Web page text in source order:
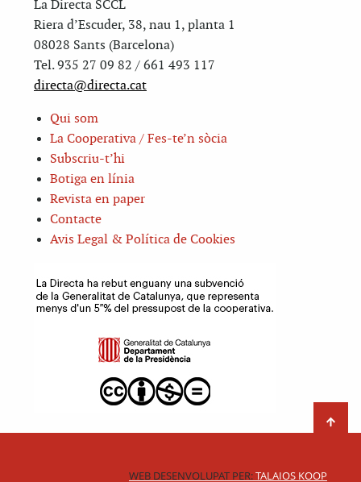
La Directa SCCL
Riera d’Escuder, 38, nau 1, planta 1
08028 Sants (Barcelona)
Tel. 935 27 09 82 / 661 493 117
directa@directa.cat
Qui som
La Cooperativa / Fes-te’n sòcia
Subscriu-t’hi
Botiga en línia
Revista en paper
Contacte
Avis Legal & Política de Cookies
WEB DESENVOLUPAT PER:TALAIOS KOOP